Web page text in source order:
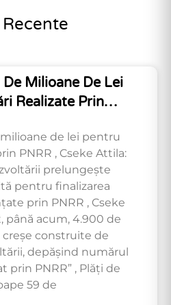
Milioane De Lei
Realizate Prin…
milioane de lei pentru
PNRR , Cseke Attila:
prelungește
pentru finalizarea
prin PNRR , Cseke
până acum, 4.900 de
creșe construite de
depășind numărul
prin PNRR” , Plăți de
59 de